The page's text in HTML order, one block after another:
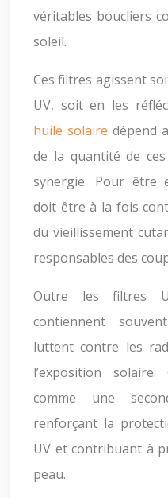
véritables boucliers
soleil.
Ces filtres agissent
UV, soit en les
huile solaire dépend
de la quantité de
synergie. Pour être
doit être à la fois
du vieillissement
responsables des
Outre les filtres
contiennent
luttent contre les
l’exposition
comme une
renforçant la
UV et contribuant à
peau.